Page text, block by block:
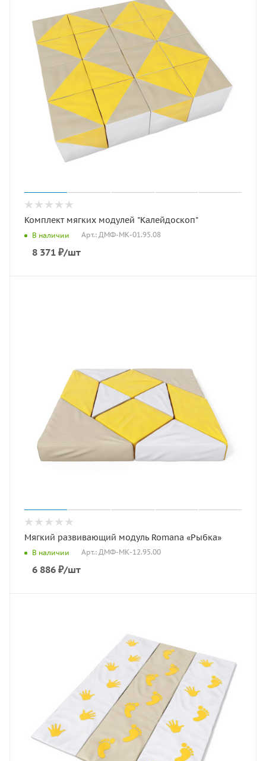
Комплект мягких модулей "Калейдоскоп"
В наличии Арт.: ДМФ-МК-01.95.08
8 371 ₽/шт
Мягкий развивающий модуль Romana «Рыбка»
В наличии Арт.: ДМФ-МК-12.95.00
6 886 ₽/шт